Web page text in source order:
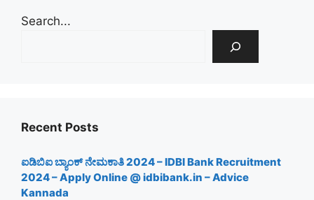
Search...
Recent Posts
ಐಡಿಬಿಐ ಬ್ಯಾಂಕ್ ನೇಮಕಾತಿ 2024 – IDBI Bank Recruitment
2024 – Apply Online @ idbibank.in – Advice
Kannada